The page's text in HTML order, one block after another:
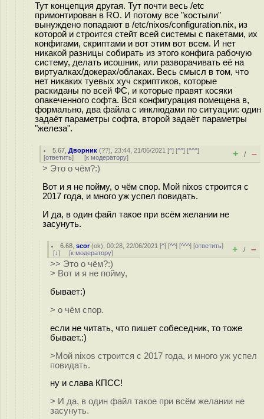
Тут концепция другая. Тут почти весь /etc
примонтирован в RO. И потому все "костыли"
вынуждено попадают в /etc/nixos/configuration.nix, из
которой и строится стейт всей системы с пакетами, их
конфигами, скриптами и вот этим вот всем. И нет
никакой разницы собирать из этого конфига рабочую
систему, делать исошник, или разворачивать её на
виртуалках/докерах/облаках. Весь смысл в том, что
нет никаких туевых хуч скриптиков, которые
раскиданы по всей ФС, и которые правят косяки
опакеченного софта. Вся конфигурация помещена в,
формально, два файла с инклюдами по ситуации: один
задаёт параметры софта, второй задаёт параметры
"железа".
5.67 ,Дворник (??), 23:44, 21/06/2021 [^] [^^] [^^^]
[ответить] [к модератору] + / –
> Это о чём?:)
Вот и я не пойму, о чём спор. Мой nixos строится c
2017 года, и много уж успел повидать.
И да, в один файл такое при всём желании не
засунуть.
6.68 ,scor(ok), 00:28, 22/06/2021 [^] [^^] [^^^] [ответить]
[↓] [к модератору] + / –
>> Это о чём?:)
> Вот и я не пойму,
бывает:)
> о чём спор.
если не читать, что пишет собеседник, то тоже
бывает.:)
>Мой nixos строится c 2017 года, и много уж успел
повидать.
ну и слава КПСС!
> И да, в один файл такое при всём желании не
засунуть.